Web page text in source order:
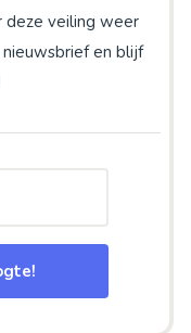
veiling weer
en blijf